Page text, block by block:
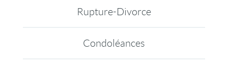
Rupture-Divorce
Condoléances